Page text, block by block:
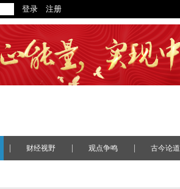
财经视野 观点争鸣 古今论道